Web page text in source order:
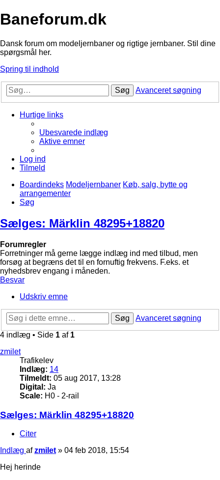
Baneforum.dk
Dansk forum om modeljernbaner og rigtige jernbaner. Stil dine
spørgsmål her.
Spring til indhold
Søg Avanceret søgning
Hurtige links
Ubesvarede indlæg
Aktive emner
Log ind
Tilmeld
Boardindeks Modeljernbaner Køb, salg, bytte og
arrangementer
Søg
Sælges: Märklin 48295+18820
Forumregler
Forretninger må gerne lægge indlæg ind med tilbud, men
forsøg at begræns det til en fornuftig frekvens. F.eks. et
nyhedsbrev engang i måneden.
Besvar
Udskriv emne
Søg
Avanceret søgning
4 indlæg • Side 1 af 1
zmilet
Trafikelev
Indlæg: 14
Tilmeldt: 05 aug 2017, 13:28
Digital: Ja
Scale: H0 - 2-rail
Sælges: Märklin 48295+18820
Citer
Indlæg afzmilet » 04 feb 2018, 15:54
Hej herinde